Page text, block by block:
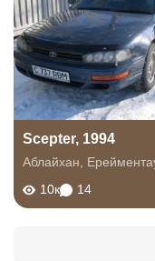
Scepter, 1994
Аблайхан
10к
14